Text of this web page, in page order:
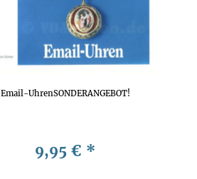
Email-UhrenSONDERANGEBOT!
9,95 € *